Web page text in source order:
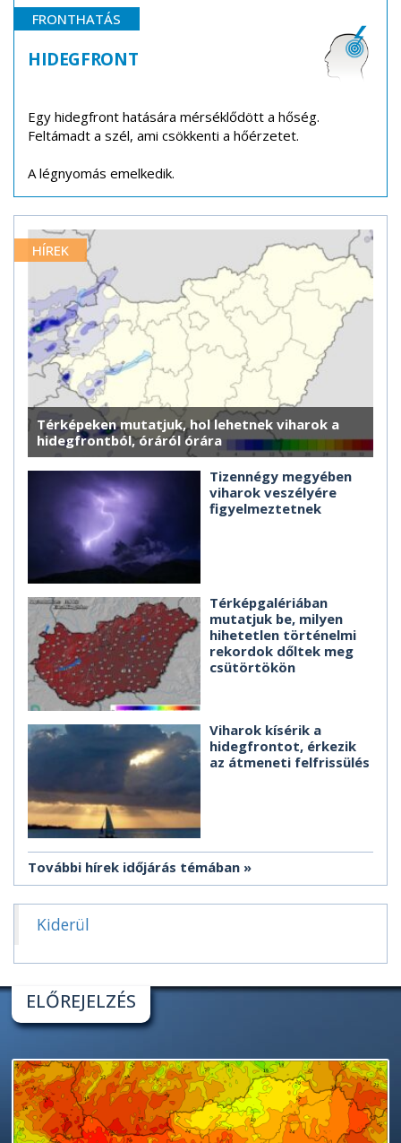
FRONTHATÁS
HIDEGFRONT
Egy hidegfront hatására mérséklődött a hőség.
Feltámadt a szél, ami csökkenti a hőérzetet.
A légnyomás emelkedik.
HÍREK
Térképeken mutatjuk, hol lehetnek viharok a
hidegfrontból, óráról órára
Tizennégy megyében
viharok veszélyére
figyelmeztetnek
Térképgalériában
mutatjuk be, milyen
hihetetlen történelmi
rekordok dőltek meg
csütörtökön
Viharok kísérik a
hidegfrontot, érkezik
az átmeneti felfrissülés
További hírek időjárás témában
Kiderül
ELŐREJELZÉS